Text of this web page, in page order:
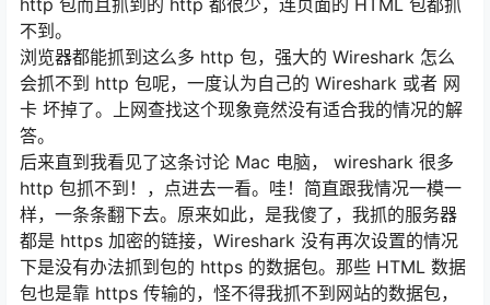
http 包而且抓到的 http 都很少，连页面的 HTML 包都抓
不到。
浏览器都能抓到这么多 http 包，强大的 Wireshark 怎么
会抓不到 http 包呢，一度认为自己的 Wireshark 或者 网
卡 坏掉了。上网查找这个现象竟然没有适合我的情况的解
答。
后来直到我看见了这条讨论 Mac 电脑， wireshark 很多
http 包抓不到！，点进去一看。哇！简直跟我情况一模一
样，一条条翻下去。原来如此，是我傻了，我抓的服务器
都是 https 加密的链接，Wireshark 没有再次设置的情况
下是没有办法抓到包的 https 的数据包。那些 HTML 数据
包也是靠 https 传输的，怪不得我抓不到网站的数据包，